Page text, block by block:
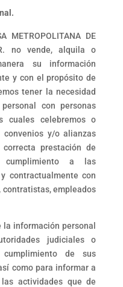
METROPOLITANA DE
no vende, alquila o
su información
y con el propósito de
tener la necesidad
con personas
cuales celebremos o
convenios y/o alianzas
prestación de
a las
contractualmente con
contratistas, empleados
información personal
judiciales o
de sus
como para informar a
actividades que de